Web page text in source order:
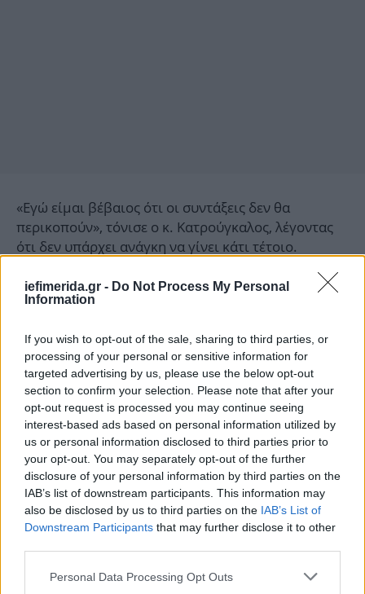
iefimerida.gr - Do Not Process My Personal
Information
If you wish to opt-out of the sale, sharing to third parties, or
processing of your personal or sensitive information for
targeted advertising by us, please use the below opt-out
section to confirm your selection. Please note that after your
opt-out request is processed you may continue seeing
interest-based ads based on personal information utilized by
us or personal information disclosed to third parties prior to
your opt-out. You may separately opt-out of the further
disclosure of your personal information by third parties on the
IAB’s list of downstream participants. This information may
also be disclosed by us to third parties on the IAB’s List of
Downstream Participants that may further disclose it to other
Please note that this website/app uses one or more Google
Personal Data Processing Opt Outs
«Εγώ είμαι βέβαιος ότι οι συντάξεις δεν θα
περικοπούν», τόνισε ο κ. Κατρούγκαλος, λέγοντας
ότι δεν υπάρχει ανάγκη να γίνει κάτι τέτοιο.
Σε ότι αφορά την πορεία της οικονομίας και την
«επόμενη ημέρα», μιλώντας στον ΑΝΤ1, ο Αν. ΥΠΕΞ,
έχουμε αναστρέψει μια καθοδική πορεία και ένα
σπιράλ ύφεσης των εισοδημάτων των πολιτών»,
είπε ο Αν. Υπ. Εξωτερικών, αναφέροντας ότι είναι
ενδεικτικό ότι προσφάτως οίκοι αξιολόγησης
αναβάθμισαν ακόμη και τα Ταμεία μας κατά δύο
βαθμίδες».
«Η αλλαγή επί τω θετικώ της οικονομίας θα μας
επιτρέψει να αλλάξουμε το μείγμα της πολιτικής
και να ενισχυθούν οι οικονομικά αδύναμοι, να
βρεθούν θέσεις εργασίας, να αυξηθεί ο κατώτατος